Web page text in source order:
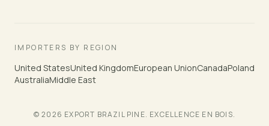
IMPORTERS BY REGION
United StatesUnited KingdomEuropean UnionCanadaPoland
AustraliaMiddle East
© 2026 EXPORT BRAZIL PINE. EXCELLENCE EN BOIS.